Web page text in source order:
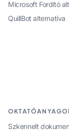
Microsoft Fordító
QuillBot alternatíva
Szkennelt